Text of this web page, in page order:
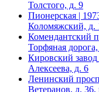
Толстого, д. 9
Пионерская |
Коломяжский, д.
Комендантский
Торфяная
Кировский завод
Алексеева, д. 6
Ленинский
Ветеранов, д.